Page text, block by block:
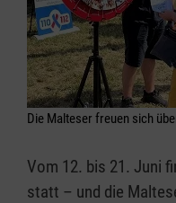
Die Malteser freuen sich
Vom 12. bis 21. Juni
statt – und die